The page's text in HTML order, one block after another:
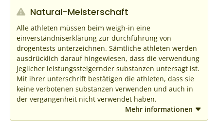
Natural-Meisterschaft
Alle athleten müssen beim weigh-in eine
einverständniserklärung zur durchführung von
drogentests unterzeichnen. Sämtliche athleten werden
ausdrücklich darauf hingewiesen, dass die verwendung
jeglicher leistungssteigernder substanzen untersagt ist.
Mit ihrer unterschrift bestätigen die athleten, dass sie
keine verbotenen substanzen verwenden und auch in
der vergangenheit nicht verwendet haben.
Mehr informationen